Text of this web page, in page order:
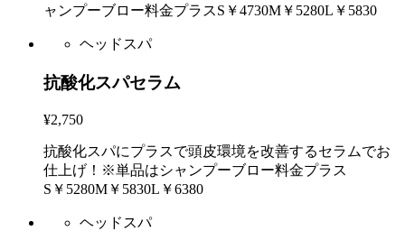
ャンプーブロー料金プラスS￥4730M￥5280L￥5830
ヘッドスパ
抗酸化スパセラム
¥2,750
抗酸化スパにプラスで頭皮環境を改善するセラムでお
仕上げ！※単品はシャンプーブロー料金プラス
S￥5280M￥5830L￥6380
ヘッドスパ